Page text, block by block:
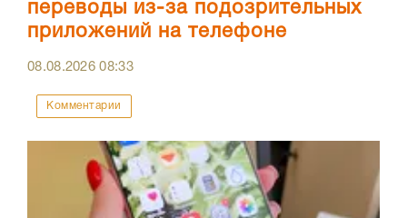
переводы из-за подозрительных
приложений на телефоне
08.08.202608:33
Комментарии